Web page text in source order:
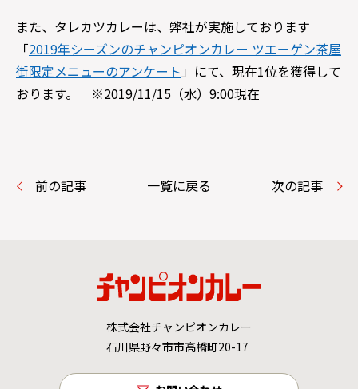
また、タレカツカレーは、弊社が実施しております
「2019年シーズンのチャンピオンカレー ツエーゲン茶屋
街限定メニューのアンケート」にて、現在1位を獲得して
おります。 ※2019/11/15（水）9:00現在
前の記事 一覧に戻る 次の記事
株式会社チャンピオンカレー
石川県野々市市高橋町20-17